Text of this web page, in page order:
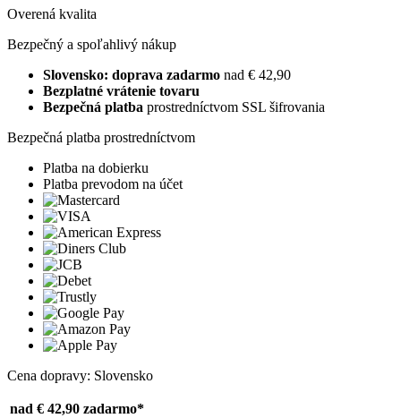
Overená kvalita
Bezpečný a spoľahlivý nákup
Slovensko: doprava zadarmo nad € 42,90
Bezplatné vrátenie tovaru
Bezpečná platba prostredníctvom SSL šifrovania
Bezpečná platba prostredníctvom
Platba na dobierku
Platba prevodom na účet
Cena dopravy: Slovensko
nad € 42,90 zadarmo*